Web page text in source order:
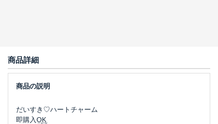
商品詳細
だいすき♡ハートチャーム
即購入O̤̮K̤̮‬